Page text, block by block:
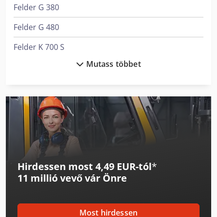
Felder G 380
Felder G 480
Felder K 700 S
Man Tga 18
Man Tge 3
Man Tgl 10
Man Tgl 8
Man Tgs 18
Mutass többet
Hirdessen most 4,49 EUR-tól*
11 millió vevővár Önre
Most hirdessen